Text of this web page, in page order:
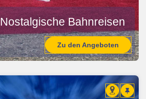
Nostalgische Bahnreisen
Zu den Angeboten